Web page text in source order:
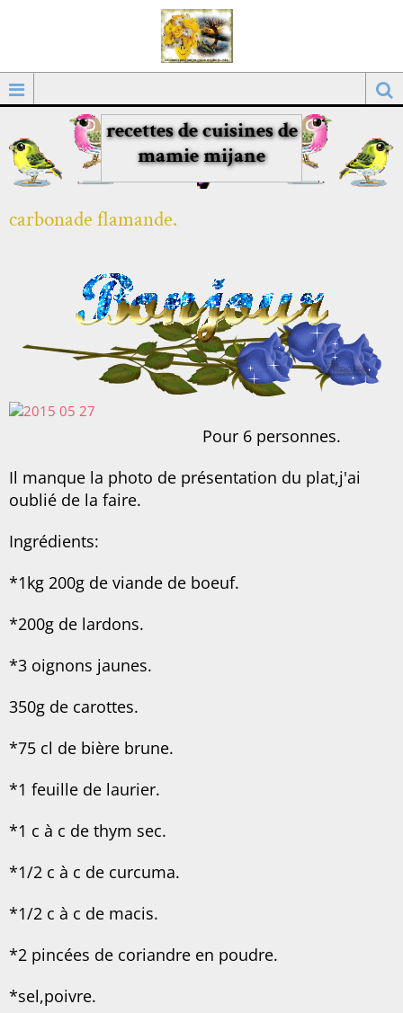
recettes de cuisines de
mamie mijane
carbonade flamande.
Pour 6 personnes.
Il manque la photo de présentation du plat,j'ai
oublié de la faire.
Ingrédients:
*1kg 200g de viande de boeuf.
*200g de lardons.
*3 oignons jaunes.
350g de carottes.
*75 cl de bière brune.
*1 feuille de laurier.
*1 c à c de thym sec.
*1/2 c à c de curcuma.
*1/2 c à c de macis.
*2 pincées de coriandre en poudre.
*sel,poivre.